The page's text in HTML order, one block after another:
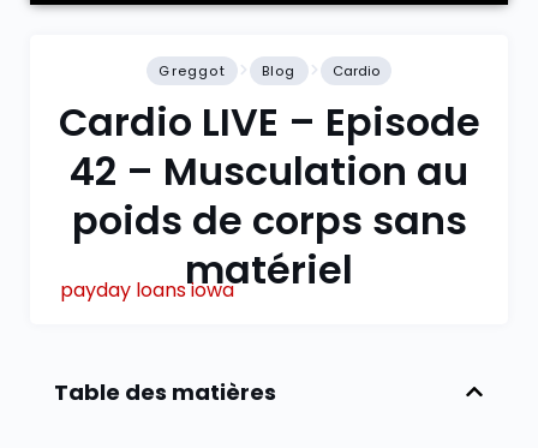
Greggot Blog Cardio
Cardio LIVE – Episode
42 – Musculation au
poids de corps sans
matériel
payday loans iowa
Table des matières